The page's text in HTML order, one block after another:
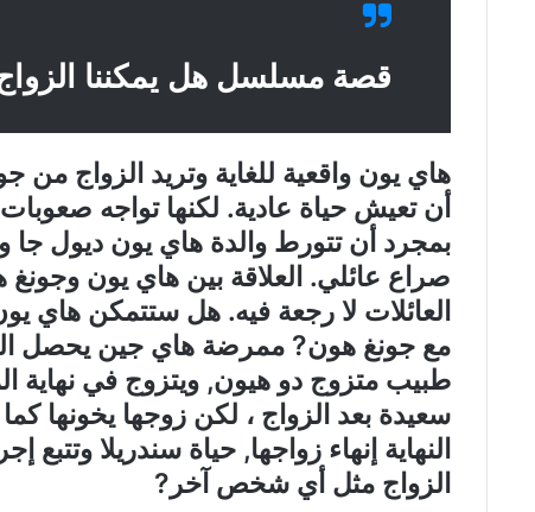
قصة مسلسل هل يمكننا
هاي يون واقعية للغاية وتريد الزواج من
أن تعيش حياة عادية. لكنها تواجه
بمجرد أن تتورط والدة هاي يون ديول جا
صراع عائلي. العلاقة بين هاي يون
العائلات لا رجعة فيه. هل ستتمكن هاي
مع جونغ هون? ممرضة هاي جين يحصل
طبيب متزوج دو هيون, ويتزوج في نهاية
سعيدة بعد الزواج ، لكن زوجها يخونها
النهاية إنهاء زواجها, حياة سندريلا
الزواج مثل أي شخص آخر?